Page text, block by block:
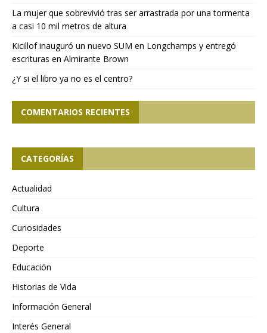
La mujer que sobrevivió tras ser arrastrada por una tormenta
a casi 10 mil metros de altura
Kicillof inauguró un nuevo SUM en Longchamps y entregó
escrituras en Almirante Brown
¿Y si el libro ya no es el centro?
COMENTARIOS RECIENTES
CATEGORÍAS
Actualidad
Cultura
Curiosidades
Deporte
Educación
Historias de Vida
Información General
Interés General